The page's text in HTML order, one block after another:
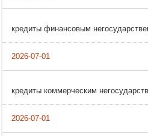
кредиты финансовым
кредиты коммерческим